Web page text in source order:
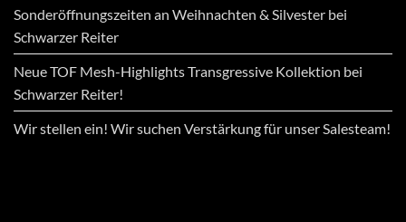
Sonderöffnungszeiten an Weihnachten & Silvester bei
Schwarzer Reiter
Neue TOF Mesh-Highlights Transgressive Kollektion bei
Schwarzer Reiter!
Wir stellen ein! Wir suchen Verstärkung für unser Salesteam!